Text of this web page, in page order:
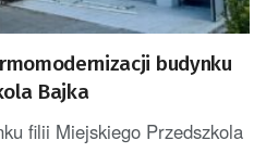
budynku
Bajka
filii Miejskiego Przedszkola